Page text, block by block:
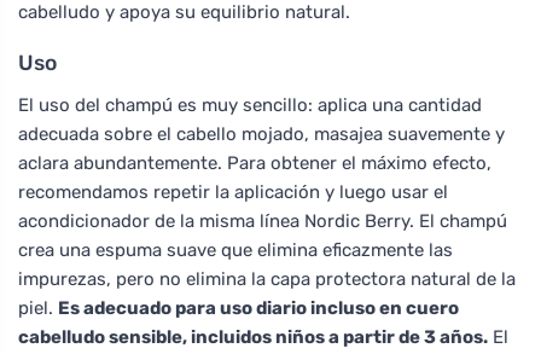
cabelludo y apoya su equilibrio natural.
Uso
El uso del champú es muy sencillo: aplica una cantidad
adecuada sobre el cabello mojado, masajea suavemente y
aclara abundantemente. Para obtener el máximo efecto,
recomendamos repetir la aplicación y luego usar el
acondicionador de la misma línea Nordic Berry. El champú
crea una espuma suave que elimina eficazmente las
impurezas, pero no elimina la capa protectora natural de la
piel. Es adecuado para uso diario incluso en cuero
cabelludo sensible, incluidos niños a partir de 3 años. El